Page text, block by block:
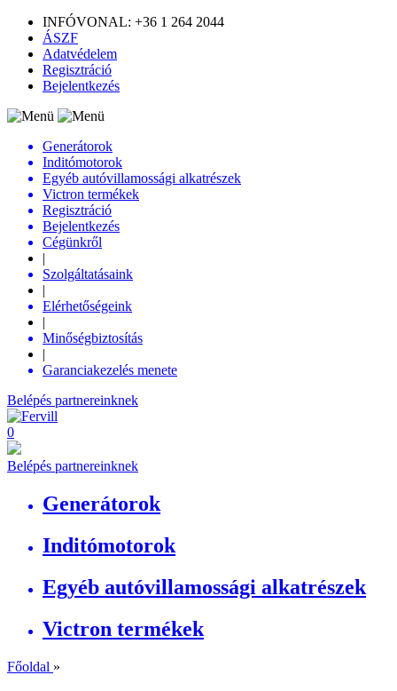
INFÓVONAL: +36 1 264 2044
ÁSZF
Adatvédelem
Regisztráció
Bejelentkezés
Generátorok
Inditómotorok
Egyéb autóvillamossági alkatrészek
Victron termékek
Regisztráció
Bejelentkezés
Cégünkről
|
Szolgáltatásaink
|
Elérhetőségeink
|
Minőségbiztosítás
|
Garanciakezelés menete
Belépés partnereinknek
0
Belépés partnereinknek
Generátorok
Inditómotorok
Egyéb autóvillamossági alkatrészek
Victron termékek
Főoldal »